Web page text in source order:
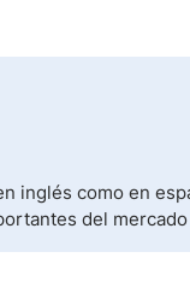
como en
del